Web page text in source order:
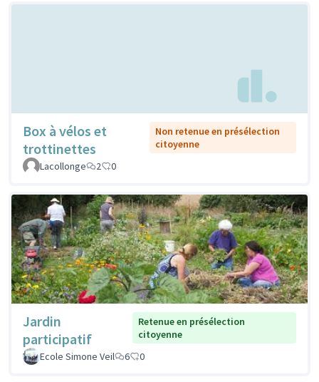
Box à vélos et
trottinettes
Non retenue en présélection
citoyenne
Lacollonge
2 0
Jardin
participatif
Retenue en présélection
citoyenne
Ecole Simone Veil
6 0